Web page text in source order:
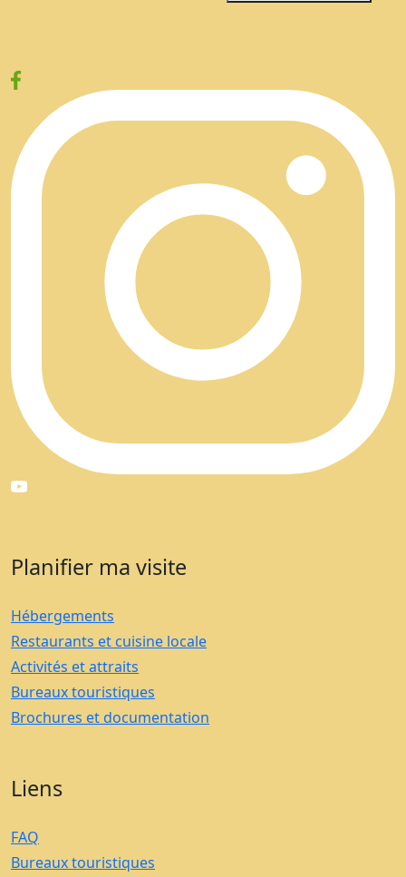
Planifier ma visite
Hébergements
Restaurants et cuisine locale
Activités et attraits
Bureaux touristiques
Brochures et documentation
Liens
FAQ
Bureaux touristiques